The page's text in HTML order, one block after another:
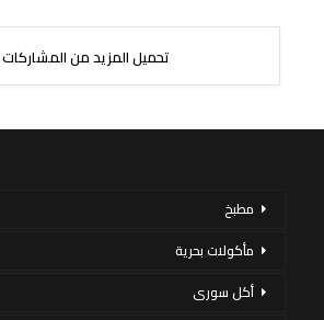
تحميل المزيد من المشاركات
مطبخ
مأكولات بحرية
أكل سورى